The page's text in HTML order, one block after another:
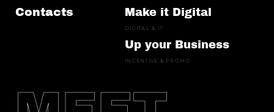
Contacts
Make it Digital
DIGITAL & IT
Up your Business
INCENTIVE & PROMO